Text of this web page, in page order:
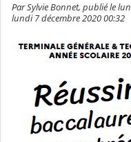
Par Sylvie Bonnet, publié le
lundi 7 décembre 2020 00:32